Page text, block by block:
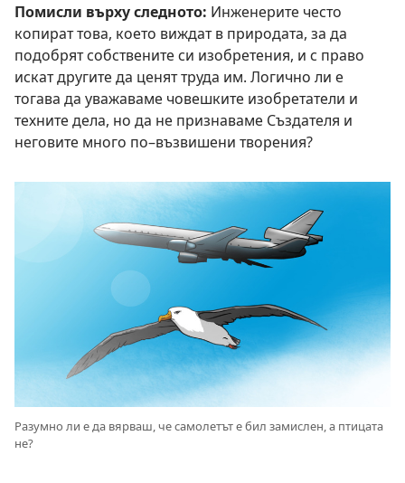
Помисли върху следното: Инженерите често
копират това, което виждат в природата, за да
подобрят собствените си изобретения, и с право
искат другите да ценят труда им. Логично ли е
тогава да уважаваме човешките изобретатели и
техните дела, но да не признаваме Създателя и
неговите много по–възвишени творения?
Разумно ли е да вярваш, че самолетът е бил замислен, а птицата
не?